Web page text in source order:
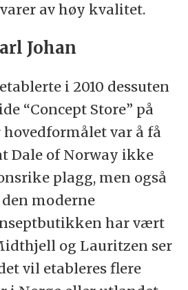
av høy kvalitet.
Johan
i 2010 dessuten
“Concept Store” på
hovedformålet var å få
Dale of Norway ikke
plagg, men også
moderne
har vært
og Lauritzen ser
vil etableres flere